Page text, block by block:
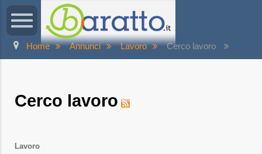
Home Annunci Lavoro Cerco lavoro
Cerco lavoro
Lavoro